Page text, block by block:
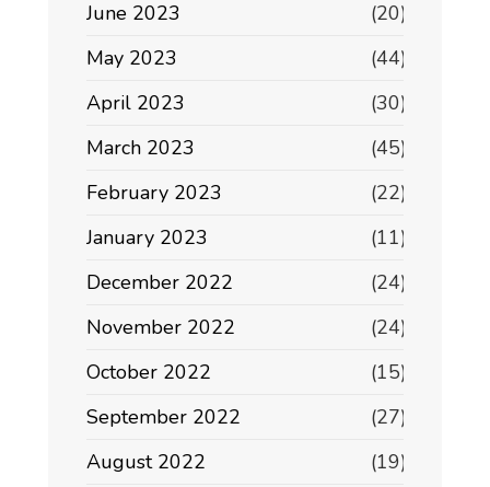
June 2023
(20)
May 2023
(44)
April 2023
(30)
March 2023
(45)
February 2023
(22)
January 2023
(11)
December 2022
(24)
November 2022
(24)
October 2022
(15)
September 2022
(27)
August 2022
(19)